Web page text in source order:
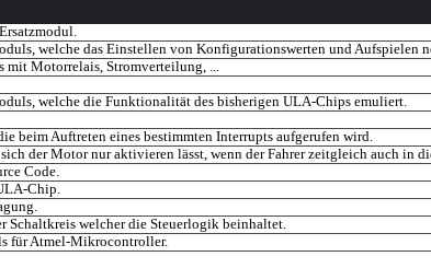
welche das Einstellen von Konfigurationswerten und Aufspielen
mit Motorrelais, Stromverteilung, ...
welche die Funktionalität des bisherigen ULA-Chips emuliert.
beim Auftreten eines bestimmten Interrupts aufgerufen wird.
der Motor nur aktivieren lässt, wenn der Fahrer zeitgleich auch in
Code.
Chip.
Schaltkreis welcher die Steuerlogik beinhaltet.
für Atmel-Mikrocontroller.